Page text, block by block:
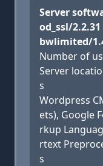
Server
od_ssl/2.2.31
bwlimited/
Number of
Server
s
Wordpress
ets), Google
rkup
rtext
s